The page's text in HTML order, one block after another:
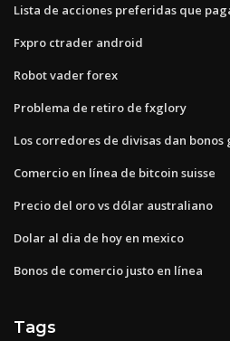
Lista de acciones preferidas que
Fxpro ctrader android
Robot vader forex
Problema de retiro de fxglory
Los corredores de divisas dan bonos
Comercio en línea de bitcoin suisse
Precio del oro vs dólar australiano
Dolar al dia de hoy en mexico
Bonos de comercio justo en línea
Tags